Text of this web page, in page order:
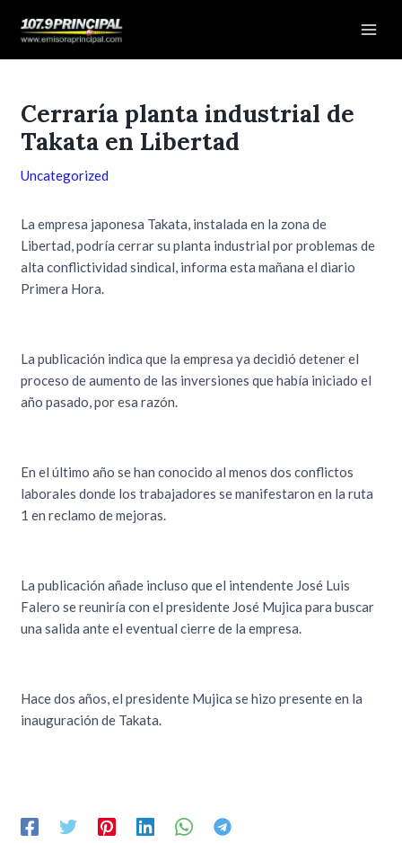
Cerraría planta industrial de
Takata en Libertad
Uncategorized
La empresa japonesa Takata, instalada en la zona de
Libertad, podría cerrar su planta industrial por problemas de
alta conflictividad sindical, informa esta mañana el diario
Primera Hora.
La publicación indica que la empresa ya decidió detener el
proceso de aumento de las inversiones que había iniciado el
año pasado, por esa razón.
En el último año se han conocido al menos dos conflictos
laborales donde los trabajadores se manifestaron en la ruta
1 en reclamo de mejoras.
La publicación añade incluso que el intendente José Luis
Falero se reuniría con el presidente José Mujica para buscar
una salida ante el eventual cierre de la empresa.
Hace dos años, el presidente Mujica se hizo presente en la
inauguración de Takata.
de